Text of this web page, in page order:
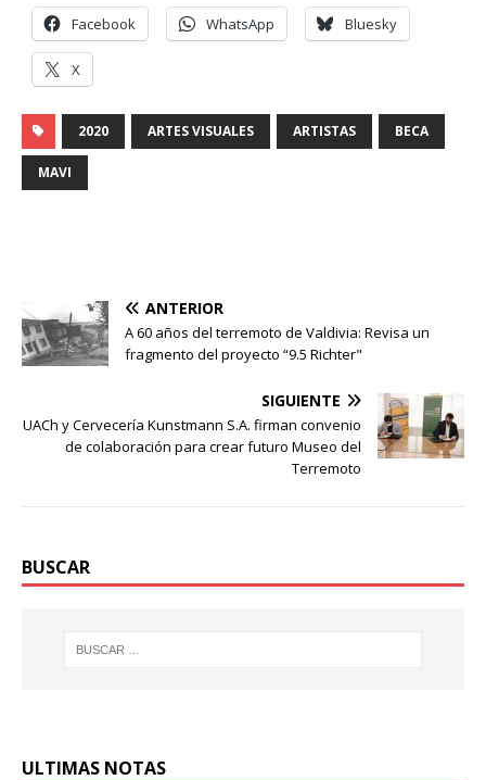
Facebook WhatsApp Bluesky
X
2020 ARTES VISUALES ARTISTAS BECA
MAVI
ANTERIOR
A 60 años del terremoto de Valdivia: Revisa un
fragmento del proyecto “9.5 Richter"
SIGUIENTE
UACh y Cervecería Kunstmann S.A. firman convenio
de colaboración para crear futuro Museo del
Terremoto
BUSCAR
ULTIMAS NOTAS